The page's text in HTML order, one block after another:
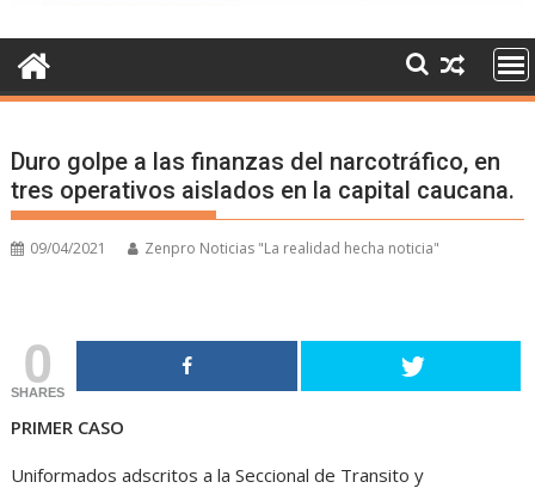
Duro golpe a las finanzas del narcotráfico, en
tres operativos aislados en la capital caucana.
09/04/2021 Zenpro Noticias "La realidad hecha noticia"
0
SHARES
PRIMER CASO
Uniformados adscritos a la Seccional de Transito y